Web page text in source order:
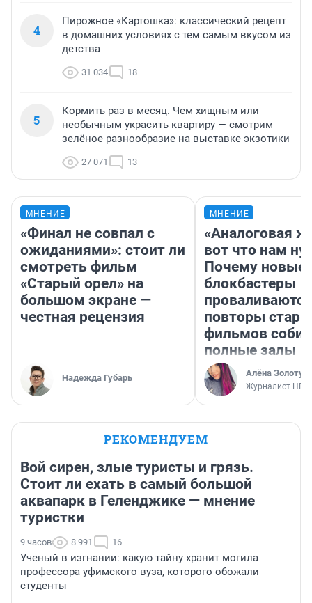
4
Пирожное «Картошка»: классический рецепт
в домашних условиях с тем самым вкусом из
детства
31 034 18
5
Кормить раз в месяц. Чем хищным или
необычным украсить квартиру — смотрим
зелёное разнообразие на выставке экзотики
27 071 13
МНЕНИЕ
«Финал не совпал с
ожиданиями»: стоит ли
смотреть фильм
«Старый орел» на
большом экране —
честная рецензия
Надежда Губарь
МНЕНИЕ
«Аналоговая
вот что нам
Почему новые
блокбастеры
повторы
фильмов
полные залы
Алёна
Журналист НГС
РЕКОМЕНДУЕМ
Вой сирен, злые туристы и грязь.
Стоит ли ехать в самый большой
аквапарк в Геленджике — мнение
туристки
9 часов 8 991 16
Ученый в изгнании: какую тайну хранит могила
профессора уфимского вуза, которого обожали
студенты